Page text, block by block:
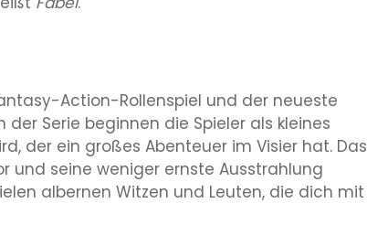
Action-Rollenspiel und der neueste
der Serie beginnen die Spieler als kleines
der ein großes Abenteuer im Visier hat. Das
und seine weniger ernste Ausstrahlung
albernen Witzen und Leuten, die dich mit